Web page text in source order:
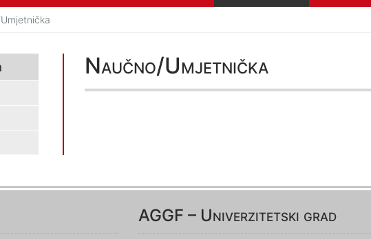
Naučno/Umjetnička
AGGF – Univerzitetski grad